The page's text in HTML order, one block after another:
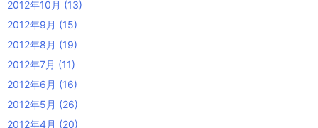
2012年10月 (13)
2012年9月 (15)
2012年8月 (19)
2012年7月 (11)
2012年6月 (16)
2012年5月 (26)
2012年4月 (20)